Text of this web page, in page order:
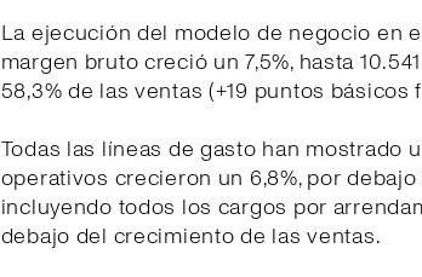
La ejecución del modelo de negocio en
margen bruto creció un 7,5%, hasta
58,3% de las ventas (+19 puntos básicos
Todas las líneas de gasto han mostrado
operativos crecieron un 6,8%, por
incluyendo todos los cargos por
debajo del crecimiento de las ventas.